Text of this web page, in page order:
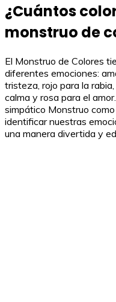
¿Cuántos
monstruo de
El Monstruo de Colores
diferentes emociones:
tristeza, rojo para la
calma y rosa para el
simpático Monstruo
identificar nuestras
una manera divertida y